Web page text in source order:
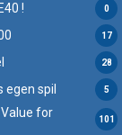
! 0
17
28
egen spil 5
for
101